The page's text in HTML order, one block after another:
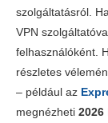
Főbb jellemzők
Telepítés &
szolgáltatásról.
VPN
felhasználóként.
részletes
– például az
megnézheti 2026